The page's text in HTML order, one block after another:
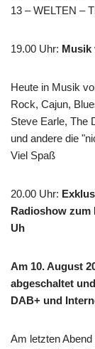
13 – WELTEN –
19.00 Uhr: Musik
Heute in Musik
Rock, Cajun,
Steve Earle, The
und andere die
Viel Spaß
20.00 Uhr:
Radioshow zum
Uh
Am 10. August
abgeschaltet
DAB+ und
Am letzten